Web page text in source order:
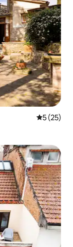
5 (25)